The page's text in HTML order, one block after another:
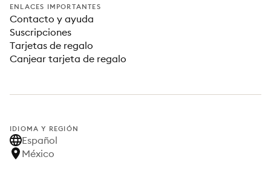
ENLACES IMPORTANTES
Contacto y ayuda
Suscripciones
Tarjetas de regalo
Canjear tarjeta de regalo
IDIOMA Y REGIÓN
Español
México